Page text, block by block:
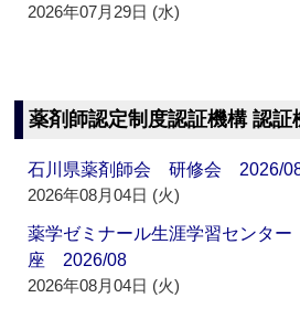
2026年07月29日 (水)
薬剤師認定制度認証機構 認
石川県薬剤師会 研修会 2026/
2026年08月04日 (火)
薬学ゼミナール生涯学習センタ
座 2026/08
2026年08月04日 (火)